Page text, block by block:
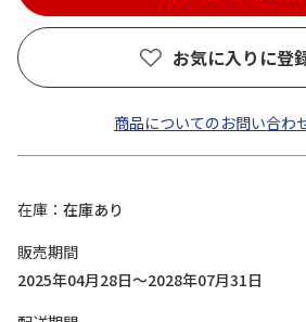
お気に入りに登
商品についてのお問い合わ
在庫
在庫あり
販売期間
2025年04月28日～2028年07月31日